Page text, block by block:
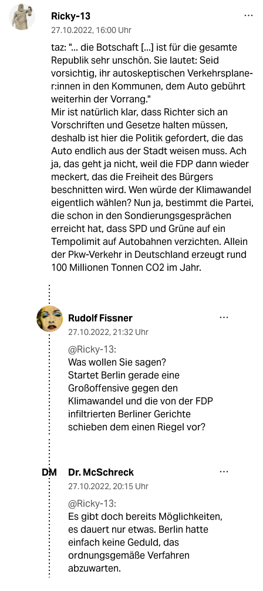
Ricky-13
27.10.2022, 16:00 Uhr
taz: "... die Botschaft [...] ist für die gesamte
Republik sehr unschön. Sie lautet: Seid
vorsichtig, ihr autoskeptischen Ver­kehrs­pla­ne­
r:in­nen in den Kommunen, dem Auto gebührt
weiterhin der Vorrang."
Mir ist natürlich klar, dass Richter sich an
Vorschriften und Gesetze halten müssen,
deshalb ist hier die Politik gefordert, die das
Auto endlich aus der Stadt weisen muss. Ach
ja, das geht ja nicht, weil die FDP dann wieder
meckert, das die Freiheit des Bürgers
beschnitten wird. Wen würde der Klimawandel
eigentlich wählen? Nun ja, bestimmt die Partei,
die schon in den Sondierungsgesprächen
erreicht hat, dass SPD und Grüne auf ein
Tempolimit auf Autobahnen verzichten. Allein
der Pkw-Verkehr in Deutschland erzeugt rund
100 Millionen Tonnen CO2 im Jahr.
Rudolf Fissner
27.10.2022, 21:32 Uhr
@Ricky-13:
Was wollen Sie sagen?
Startet Berlin gerade eine
Großoffensive gegen den
Klimawandel und die von der FDP
infiltrierten Berliner Gerichte
schieben dem einen Riegel vor?
DM Dr. McSchreck
27.10.2022, 20:15 Uhr
@Ricky-13:
Es gibt doch bereits Möglichkeiten,
es dauert nur etwas. Berlin hatte
einfach keine Geduld, das
ordnungsgemäße Verfahren
abzuwarten.